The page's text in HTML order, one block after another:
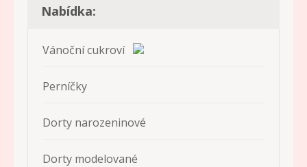
Nabídka:
Vánoční cukroví
Perníčky
Dorty narozeninové
Dorty modelované